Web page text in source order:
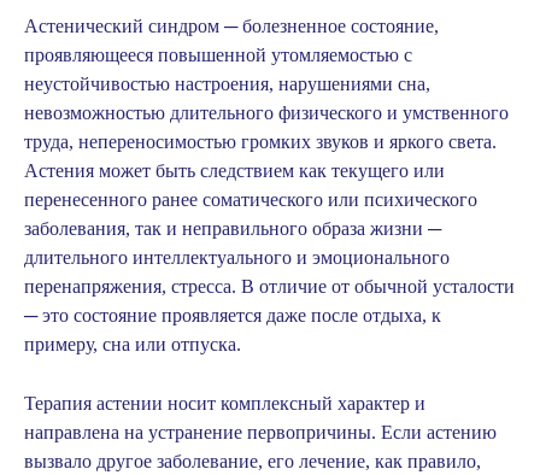
Астенический синдром ─ болезненное состояние,
проявляющееся повышенной утомляемостью с
неустойчивостью настроения, нарушениями сна,
невозможностью длительного физического и умственного
труда, непереносимостью громких звуков и яркого света.
Астения может быть следствием как текущего или
перенесенного ранее соматического или психического
заболевания, так и неправильного образа жизни ─
длительного интеллектуального и эмоционального
перенапряжения, стресса. В отличие от обычной усталости
─ это состояние проявляется даже после отдыха, к
примеру, сна или отпуска.
Терапия астении носит комплексный характер и
направлена на устранение первопричины. Если астению
вызвало другое заболевание, его лечение, как правило,